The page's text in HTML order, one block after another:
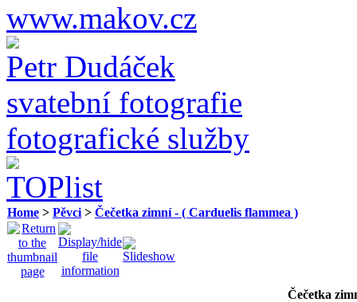
www.makov.cz
Petr Dudáček
svatební fotografie
fotografické služby
Home > Pěvci > Čečetka zimní - ( Carduelis flammea )
Čečetka